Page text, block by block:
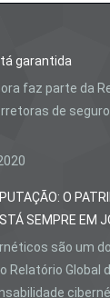
garantida
faz parte da
de
O
SEMPRE EM
são um
Relatório Global